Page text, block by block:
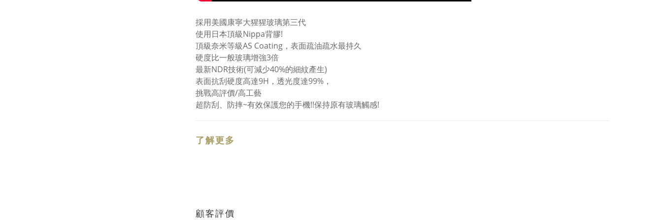
採用美國康寧大猩猩玻璃第三代
使用日本頂級Nippa背膠!
頂級奈米等級AS Coating，表面疏油疏水最持久
硬度比一般玻璃增強3倍
最新NDR技術(可減少40%的細紋產生)
表面抗刮硬度高達9H，透光度達99%，
挑戰高評價/高工藝
超防刮、防摔~有效保護您的手機!!保持原有玻璃觸感!
了解更多
顧客評價